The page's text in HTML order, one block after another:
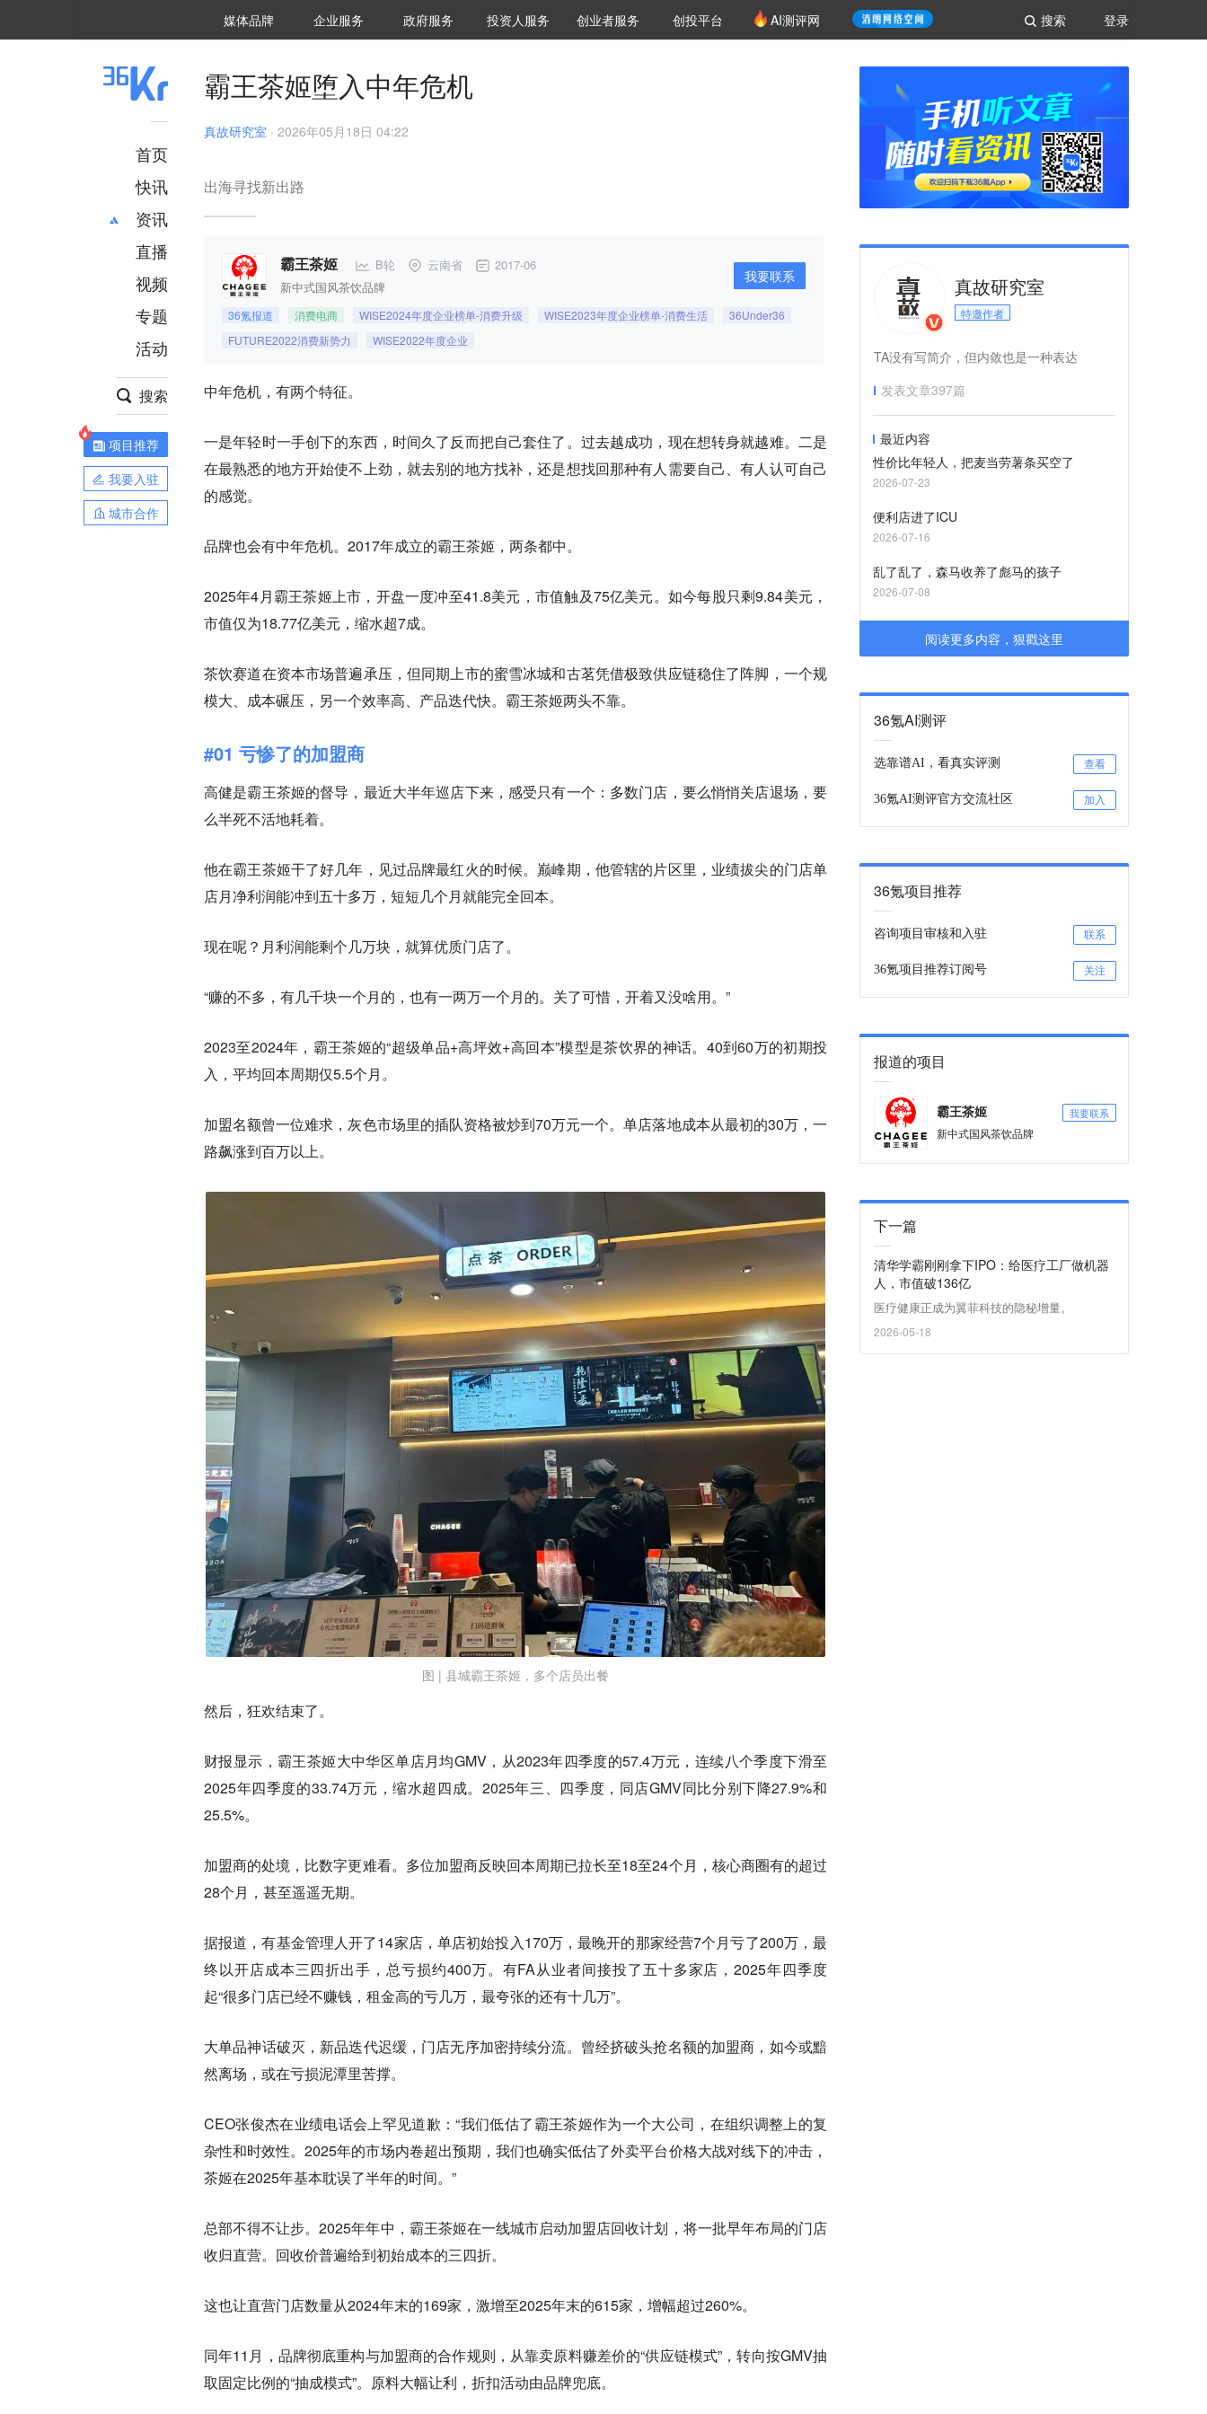
登录
搜索
媒体品牌 36Kr研究院
企业服务 城市之窗
政府服务 VClub投资机构库
投资机构职位推介
投资人服务 创投氪堂
创业者服务 创投平台 AI测评网
首页
快讯
资讯
推荐
财经
项目推荐
安徽
直播
视频
专题
活动
搜索
项目推荐
我要入驻
城市合作
霸王茶姬堕入中年危机
真故研究室 · 2026年05月18日 04:22
出海寻找新出路
霸王茶姬 B轮 云南省 2017-06
新中式国风茶饮品牌
36氪报道 消费电商 WISE2024年度企业榜单-消费升级 WISE2023年度企业榜单-消费生活
36Under36
FUTURE2022消费新势力
WISE2022年度企业
我要联系
中年危机，有两个特征。
一是年轻时一手创下的东西，时间久了反而把自己套住了。过去越成功，现在想转身就越难。二是
在最熟悉的地方开始使不上劲，就去别的地方找补，还是想找回那种有人需要自己、有人认可自己
的感觉。
品牌也会有中年危机。2017年成立的霸王茶姬，两条都中。
2025年4月霸王茶姬上市，开盘一度冲至41.8美元，市值触及75亿美元。如今每股只剩9.84美元，
市值仅为18.77亿美元，缩水超7成。
茶饮赛道在资本市场普遍承压，但同期上市的蜜雪冰城和古茗凭借极致供应链稳住了阵脚，一个规
模大、成本碾压，另一个效率高、产品迭代快。霸王茶姬两头不靠。
#01 亏惨了的加盟商
高健是霸王茶姬的督导，最近大半年巡店下来，感受只有一个： 多数门店，要么悄悄关店退场，要
么半死不活地耗着。
他在霸王茶姬干了好几年，见过品牌最红火的时候。巅峰期，他管辖的片区里，业绩拔尖的门店单
店月净利润能冲到五十多万，短短几个月就能完全回本。
现在呢？月利润能剩个几万块，就算优质门店了。
“赚的不多，有几千块一个月的，也有一两万一个月的。关了可惜，开着又没啥用。”
2023至2024年，霸王茶姬的“超级单品+高坪效+高回本”模型是茶饮界的神话。40到60万的初期投
入，平均回本周期仅5.5个月。
加盟名额曾一位难求，灰色市场里的插队资格被炒到70万元一个。单店落地成本从最初的30万，一
路飙涨到百万以上。
图 | 县城霸王茶姬，多个店员出餐
然后，狂欢结束了。
财报显示，霸王茶姬大中华区单店月均GMV，从2023年四季度的57.4万元，连续八个季度下滑至
2025年四季度的33.74万元，缩水超四成。2025年三、四季度，同店GMV同比分别下降27.9%和
25.5%。
加盟商的处境，比数字更难看。多位加盟商反映回本周期已拉长至18至24个月，核心商圈有的超过
28个月，甚至遥遥无期。
据报道，有基金管理人开了14家店，单店初始投入170万，最晚开的那家经营7个月亏了200万，最
终以开店成本三四折出手，总亏损约400万。有FA从业者间接投了五十多家店，2025年四季度
起“很多门店已经不赚钱，租金高的亏几万，最夸张的还有十几万”。
大单品神话破灭，新品迭代迟缓，门店无序加密持续分流。曾经挤破头抢名额的加盟商，如今或黯
然离场，或在亏损泥潭里苦撑。
CEO张俊杰在业绩电话会上罕见道歉：“我们低估了霸王茶姬作为一个大公司，在组织调整上的复
杂性和时效性。2025年的市场内卷超出预期，我们也确实低估了外卖平台价格大战对线下的冲击，
茶姬在2025年基本耽误了半年的时间。”
总部不得不让步。2025年年中，霸王茶姬在一线城市启动加盟店回收计划，将一批早年布局的门店
收归直营。回收价普遍给到初始成本的三四折。
这也让直营门店数量从2024年末的169家，激增至2025年末的615家，增幅超过260%。
同年11月，品牌彻底重构与加盟商的合作规则，从靠卖原料赚差价的“供应链模式”，转向按GMV抽
取固定比例的“抽成模式”。原料大幅让利，折扣活动由品牌兜底。
真故研究室
特邀作者
TA没有写简介，但内敛也是一种表达
发表文章397篇
最近内容
性价比年轻人，把麦当劳薯条买空了
2026-07-23
便利店进了ICU
2026-07-16
乱了乱了，森马收养了彪马的孩子
2026-07-08
阅读更多内容，狠戳这里
36氪AI测评
选靠谱AI，看真实评测 查看
36氪AI测评官方交流社区 加入
36氪项目推荐
咨询项目审核和入驻 联系
36氪项目推荐订阅号 关注
报道的项目
霸王茶姬 我要联系
新中式国风茶饮品牌
下一篇
清华学霸刚刚拿下IPO：给医疗工厂做机器
人，市值破136亿
医疗健康正成为翼菲科技的隐秘增量。
2026-05-18